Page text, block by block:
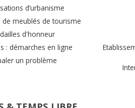
d’urbanisme
de meublés de tourisme
d'honneur
: démarches en ligne
un problème